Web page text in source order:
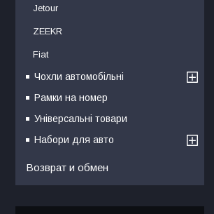
Jetour
ZEEKR
Fiat
Чохли автомобільні
Рамки на номер
Універсальні товари
Набори для авто
Возврат и обмен